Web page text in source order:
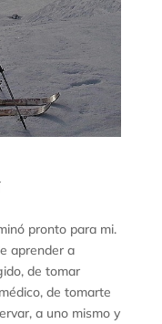
pronto para mi.
aprender a
de tomar
de tomarte
a uno mismo y